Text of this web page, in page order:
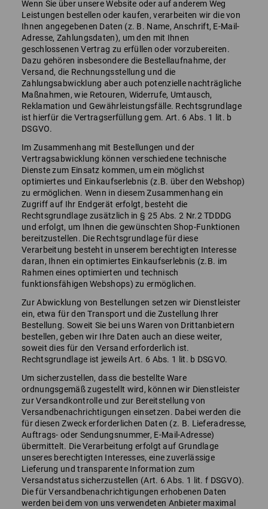
Wenn Sie über unsere Website oder auf anderem Weg
Leistungen bestellen oder kaufen, verarbeiten wir die von
Ihnen angegebenen Daten (z. B. Name, Anschrift, E-Mail-
Adresse, Zahlungsdaten), um den mit Ihnen
geschlossenen Vertrag zu erfüllen oder vorzubereiten.
Dazu gehören insbesondere die Bestellaufnahme, der
Versand, die Rechnungsstellung und die
Zahlungsabwicklung aber auch potenzielle nachträgliche
Maßnahmen, wie Retouren, Widerrufe, Umtausch,
Reklamation und Gewährleistungsfälle. Rechtsgrundlage
ist hierfür die Vertragserfüllung gem. Art. 6 Abs. 1 lit. b
DSGVO.
Im Zusammenhang mit Bestellungen und der
Vertragsabwicklung können verschiedene technische
Dienste zum Einsatz kommen, um ein möglichst
optimiertes und Einkaufserlebnis (z.B. über den Webshop)
zu ermöglichen. Wenn in diesem Zusammenhang ein
Zugriff auf Ihr Endgerät erfolgt, besteht die
Rechtsgrundlage zusätzlich in § 25 Abs. 2 Nr.2 TDDDG
und erfolgt, um Ihnen die gewünschten Shop-Funktionen
bereitzustellen. Die Rechtsgrundlage für diese
Verarbeitung besteht in unserem berechtigten Interesse
daran, Ihnen ein optimiertes Einkaufserlebnis (z.B. im
Rahmen eines optimierten und technisch
funktionsfähigen Webshops) zu ermöglichen.
Zur Abwicklung von Bestellungen setzen wir Dienstleister
ein, etwa für den Transport und die Zustellung Ihrer
Bestellung. Soweit Sie bei uns Waren von Drittanbietern
bestellen, geben wir Ihre Daten auch an diese weiter,
soweit dies für den Versand erforderlich ist.
Rechtsgrundlage ist jeweils Art. 6 Abs. 1 lit. b DSGVO.
Um sicherzustellen, dass die bestellte Ware
ordnungsgemäß zugestellt wird, können wir Dienstleister
zur Versandkontrolle und zur Bereitstellung von
Versandbenachrichtigungen einsetzen. Dabei werden die
für diesen Zweck erforderlichen Daten (z. B. Lieferadresse,
Auftrags- oder Sendungsnummer, E-Mail-Adresse)
übermittelt. Die Verarbeitung erfolgt auf Grundlage
unseres berechtigten Interesses, eine zuverlässige
Lieferung und transparente Information zum
Versandstatus sicherzustellen (Art. 6 Abs. 1 lit. f DSGVO).
Die für Versandbenachrichtigungen erhobenen Daten
werden bei dem von uns verwendeten Anbieter maximal